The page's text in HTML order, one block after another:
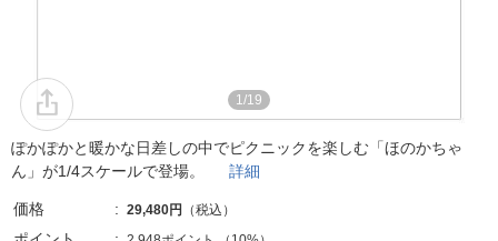
1/19
ぽかぽかと暖かな日差しの中でピクニックを楽しむ「ほのかちゃ
ん」が1/4スケールで登場。 詳細
価格 29,480円 （税込）